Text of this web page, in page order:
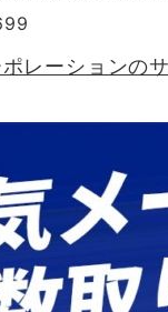
レーションの